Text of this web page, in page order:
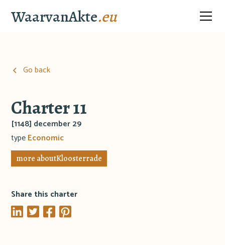
WaarvanAkte.eu
Go back
Charter 11
[1148] december 29
typeEconomic
more aboutKloosterrade
Share this charter